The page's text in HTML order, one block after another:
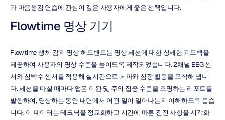
과 마음챙김 연습에 관심이 깊은 사용자에게 좋은 선택입니다.
Flowtime 명상 기기
Flowtime 생체 감지 명상 헤드밴드는 명상 세션에 대한 상세한 피드백을
제공하여 사용자의 명상 수준을 높이도록 제작되었습니다. 2채널 EEG 센
서와 심박수 센서를 적용해 실시간으로 뇌파와 심장 활동을 포착해 냅니
다. 세션을 마칠 때마다 앱은 이완 및 주의 집중 수준을 조명하는 리포트를
발행하여, 명상하는 동안 내면에서 어떤 일이 일어나는지 이해하도록 돕습
니다. 이 데이터는 테크닉을 정교화하고 시간에 따른 진전 사항을 시각화